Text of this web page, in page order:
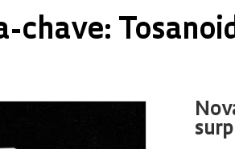
chave: